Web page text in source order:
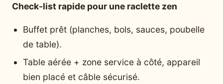
Check-list rapide pour une raclette zen
Buffet prêt (planches, bols, sauces, poubelle
de table).
Table aérée + zone service à côté, appareil
bien placé et câble sécurisé.